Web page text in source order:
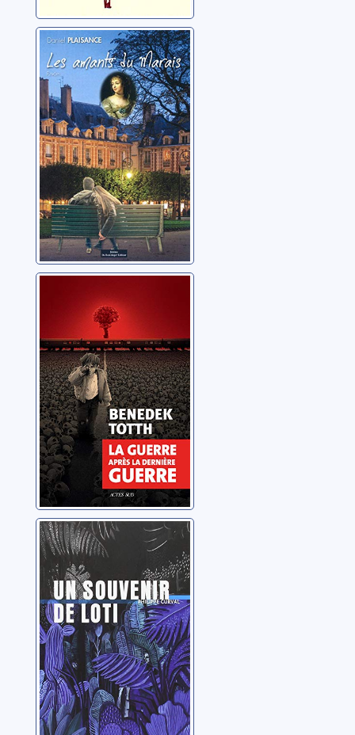
Les amants du
Marais
Plaisance, Daniel
la dernière
guerre
Totth, Benedek
Un souvenir de
Loti
Curval, Philippe